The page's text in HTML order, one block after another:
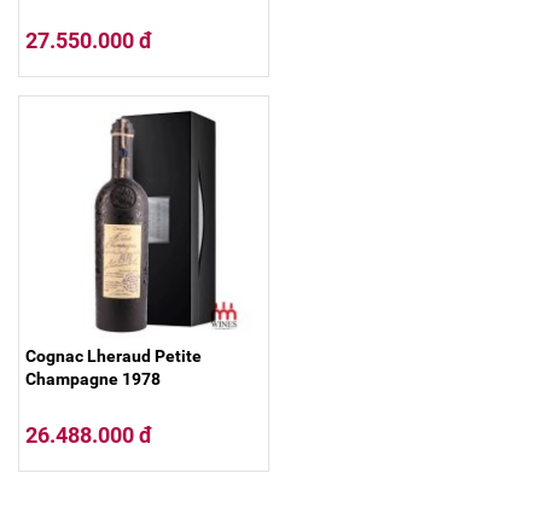
27.550.000 đ
Cognac Lheraud Petite
Champagne 1978
26.488.000 đ